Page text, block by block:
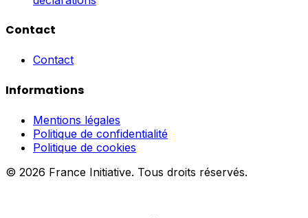
Contact
Contact
Informations
Mentions légales
Politique de confidentialité
Politique de cookies
© 2026 France Initiative. Tous droits réservés.